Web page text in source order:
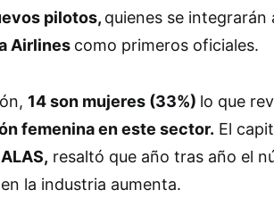
pilotos, quienes se integrarán
Airlines como primeros oficiales.
14 son mujeres (33%) lo que
femenina en este sector. El
resaltó que año tras año el
la industria aumenta.